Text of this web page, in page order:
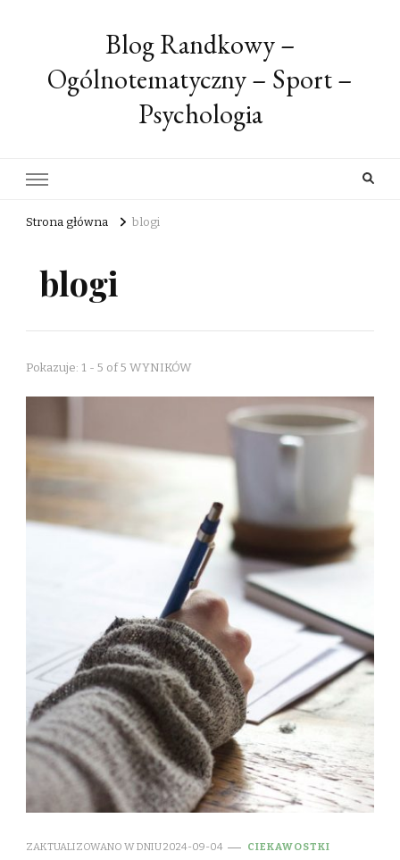
Blog Randkowy –
Ogólnotematyczny – Sport –
Psychologia
Strona główna blogi
blogi
Pokazuje: 1 - 5 of 5 WYNIKÓW
ZAKTUALIZOWANO W DNIU2024-09-04 CIEKAWOSTKI